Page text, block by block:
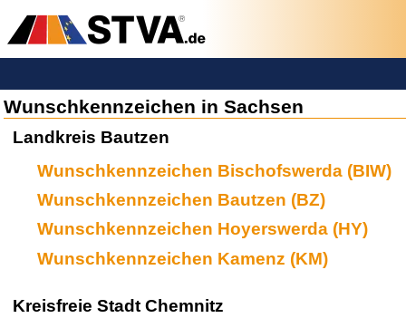
Wunschkennzeichen in Sachsen
Landkreis Bautzen
Wunschkennzeichen Bischofswerda (BIW)
Wunschkennzeichen Bautzen (BZ)
Wunschkennzeichen Hoyerswerda (HY)
Wunschkennzeichen Kamenz (KM)
Kreisfreie Stadt Chemnitz